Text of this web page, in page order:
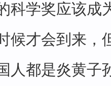
科学奖应该成
候才会到来，
人都是炎黄子